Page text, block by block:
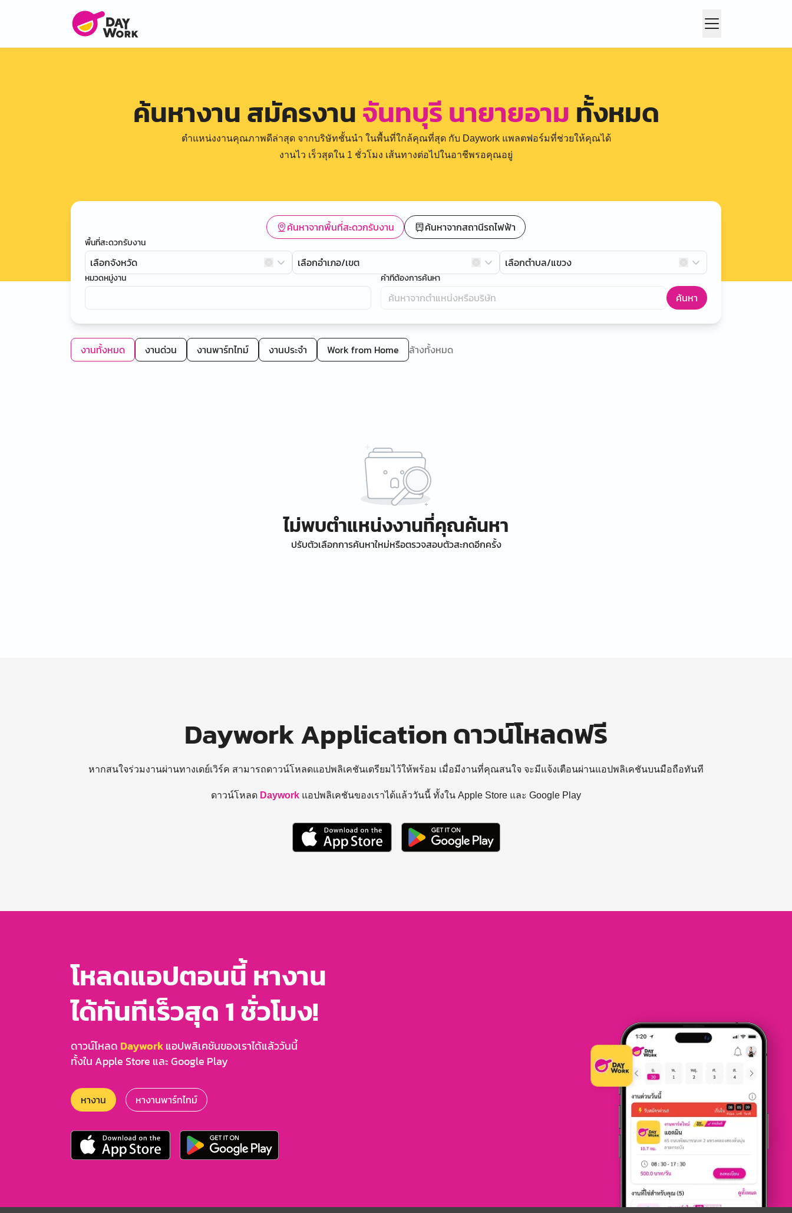
ค้นหางาน สมัครงานจันทบุรี นายายอาม ทั้งหมด
ตำแหน่งงานคุณภาพดีล่าสุด จากบริษัทชั้นนำ ในพื้นที่ใกล้คุณที่สุด กับ Daywork แพลตฟอร์มที่ช่วยให้คุณได้
งานไว เร็วสุดใน 1 ชั่วโมง เส้นทางต่อไปในอาชีพรอคุณอยู่
ค้นหาจากพื้นที่สะดวกรับงาน ค้นหาจากสถานีรถไฟฟ้า
พื้นที่สะดวกรับงาน
เลือกจังหวัด เลือกอำเภอ/เขต เลือกตำบล/แขวง
หมวดหมู่งาน คำที่ต้องการค้นหา
ค้นหา
งานทั้งหมด งานด่วน งานพาร์ทไทม์ งานประจำ Work from Home ล้างทั้งหมด
ไม่พบตำแหน่งงานที่คุณค้นหา
ปรับตัวเลือกการค้นหาใหม่หรือตรวจสอบตัวสะกดอีกครั้ง
Daywork Application ดาวน์โหลดฟรี
หากสนใจร่วมงานผ่านทางเดย์เวิร์ค สามารถดาวน์โหลดแอปพลิเคชันเตรียมไว้ให้พร้อม เมื่อมีงานที่คุณสนใจ จะมีแจ้งเตือนผ่านแอปพลิเคชันบนมือถือทันที
ดาวน์โหลด Daywork แอปพลิเคชันของเราได้แล้ววันนี้ ทั้งใน Apple Store และ Google Play
โหลดแอปตอนนี้ หางาน
ได้ทันทีเร็วสุด 1 ชั่วโมง!
ดาวน์โหลด Dayworkแอปพลิเคชันของเราได้แล้ววันนี้
ทั้งใน Apple Store และ Google Play
หางาน หางานพาร์ทไทม์